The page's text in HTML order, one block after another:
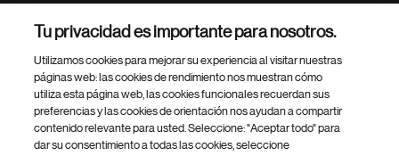
Footer Site Search
Tu privacidad es importante para nosotros.
Utilizamos cookies para mejorar su experiencia al visitar nuestras
páginas web: las cookies de rendimiento nos muestran cómo
utiliza esta página web, las cookies funcionales recuerdan sus
preferencias y las cookies de orientación nos ayudan a compartir
contenido relevante para usted. Seleccione: "Aceptar todo" para
dar su consentimiento a todas las cookies, seleccione